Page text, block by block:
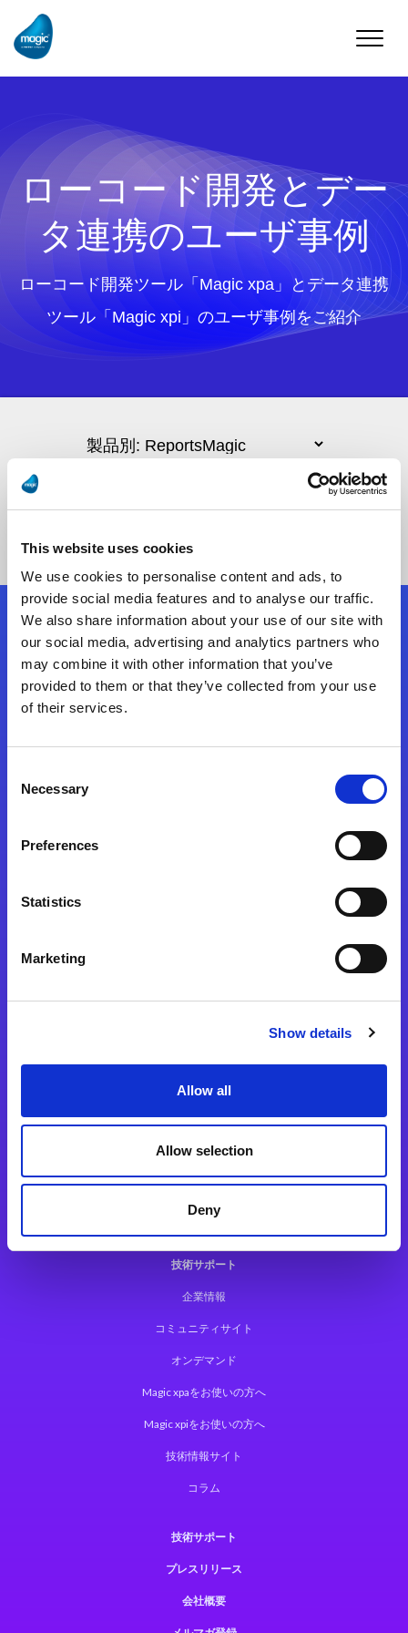
This website uses cookies
We use cookies to personalise content and ads, to
provide social media features and to analyse our traffic.
We also share information about your use of our site with
our social media, advertising and analytics partners who
may combine it with other information that you’ve
provided to them or that they’ve collected from your use
of their services.
Selection
Necessary
Preferences
Statistics
Marketing
Show details
Allow all
Allow selection
Deny
Toggle
ローコード開発とデー
タ連携のユーザ事例
ローコード開発ツール「Magic xpa」とデータ連携
ツール「Magic xpi」のユーザ事例をご紹介
お問合せ
フォローする
Magic xpa関連ソフトウェア
Magic xpi
Magic xpi製品詳細
Magic xpi購入後手続きのご案内
Magic xpi Cloud Gateway
技術サポート
企業情報
コミュニティサイト
オンデマンド
Magic xpaをお使いの方へ
Magic xpiをお使いの方へ
技術情報サイト
コラム
技術サポート
プレスリリース
会社概要